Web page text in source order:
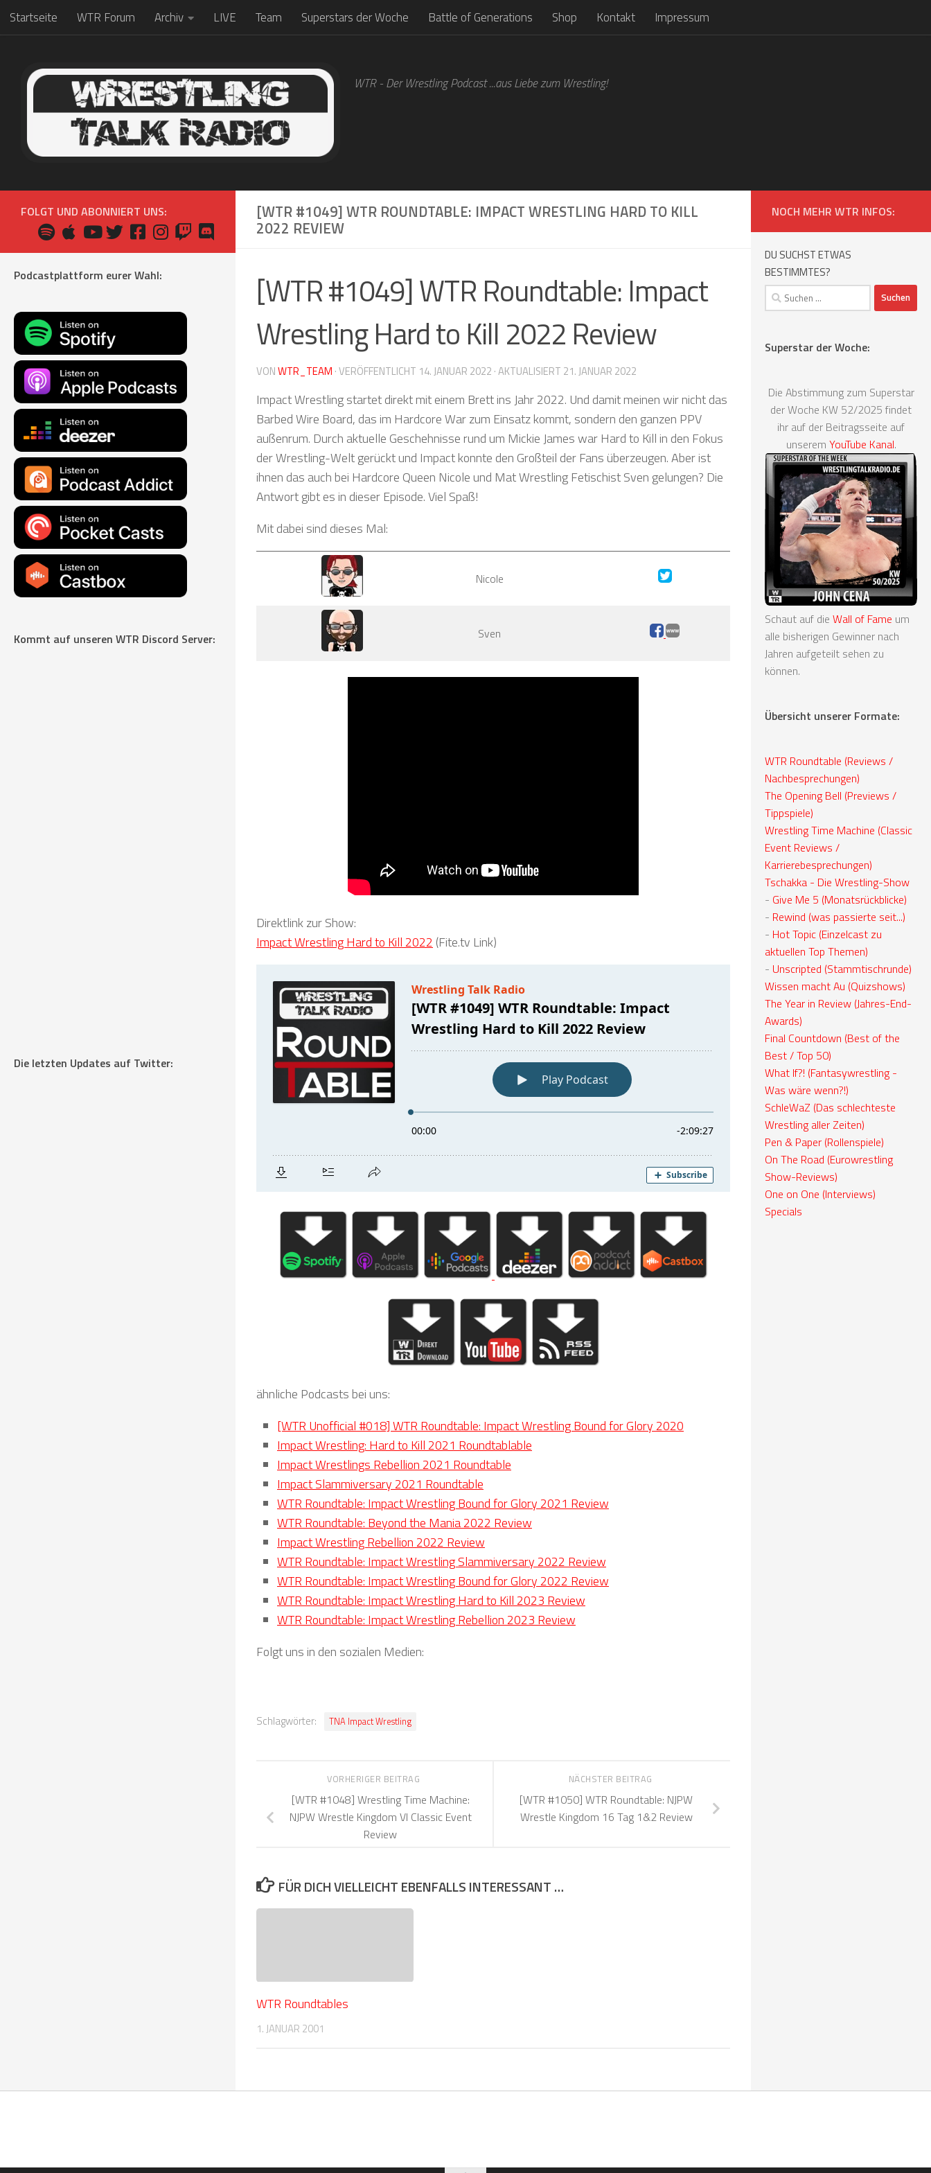
Zum Inhalt springen
Startseite WTR Forum Archiv LIVE Team Superstars der Woche Battle of Generations Shop Kontakt Impressum
WTR - Der Wrestling Podcast ...aus Liebe zum Wrestling!
[WTR #1049] WTR ROUNDTABLE: IMPACT WRESTLING HARD TO KILL
2022 REVIEW
[WTR #1049] WTR Roundtable: Impact
Wrestling Hard to Kill 2022 Review
VONWTR_TEAM · VERÖFFENTLICHT 14. JANUAR 2022 · AKTUALISIERT 21. JANUAR 2022
Impact Wrestling startet direkt mit einem Brett ins Jahr 2022. Und damit meinen wir nicht das
Barbed Wire Board, das im Hardcore War zum Einsatz kommt, sondern den ganzen PPV
außenrum. Durch aktuelle Geschehnisse rund um Mickie James war Hard to Kill in den Fokus
der Wrestling-Welt gerückt und Impact konnte den Großteil der Fans überzeugen. Aber ist
ihnen das auch bei Hardcore Queen Nicole und Mat Wrestling Fetischist Sven gelungen? Die
Antwort gibt es in dieser Episode. Viel Spaß!
Mit dabei sind dieses Mal:
Nicole
Sven
Direktlink zur Show:
Impact Wrestling Hard to Kill 2022(Fite.tv Link)
ähnliche Podcasts bei uns:
[WTR Unofficial #018] WTR Roundtable: Impact Wrestling Bound for Glory 2020
Impact Wrestling: Hard to Kill 2021 Roundtablable
Impact Wrestlings Rebellion 2021 Roundtable
Impact Slammiversary 2021 Roundtable
WTR Roundtable: Impact Wrestling Bound for Glory 2021 Review
WTR Roundtable: Beyond the Mania 2022 Review
Impact Wrestling Rebellion 2022 Review
WTR Roundtable: Impact Wrestling Slammiversary 2022 Review
WTR Roundtable: Impact Wrestling Bound for Glory 2022 Review
WTR Roundtable: Impact Wrestling Hard to Kill 2023 Review
WTR Roundtable: Impact Wrestling Rebellion 2023 Review
Folgt uns in den sozialen Medien:
Schlagwörter: TNA Impact Wrestling
NÄCHSTER BEITRAG
[WTR #1050] WTR Roundtable: NJPW
Wrestle Kingdom 16 Tag 1&2 Review
VORHERIGER BEITRAG
[WTR #1048] Wrestling Time Machine:
NJPW Wrestle Kingdom VI Classic Event
Review
FÜR DICH VIELLEICHT EBENFALLS INTERESSANT …
WTR Roundtables
1. JANUAR 2001
FOLGT UND ABONNIERT UNS:
Podcastplattform eurer Wahl:
Kommt auf unseren WTR Discord Server:
Die letzten Updates auf Twitter:
NOCH MEHR WTR INFOS:
DU SUCHST ETWAS
BESTIMMTES?
Suchen
nach:
Superstar der Woche:
Die Abstimmung zum Superstar
der Woche KW 52/2025 findet
ihr auf der Beitragsseite auf
unserem YouTube Kanal.
Schaut auf die Wall of Fame um
alle bisherigen Gewinner nach
Jahren aufgeteilt sehen zu
können.
Übersicht unserer Formate:
WTR Roundtable (Reviews /
Nachbesprechungen)
The Opening Bell (Previews /
Tippspiele)
Wrestling Time Machine (Classic
Event Reviews /
Karrierebesprechungen)
Tschakka - Die Wrestling-Show
- Give Me 5 (Monatsrückblicke)
- Rewind (was passierte seit...)
- Hot Topic (Einzelcast zu
aktuellen Top Themen)
- Unscripted (Stammtischrunde)
Wissen macht Au (Quizshows)
The Year in Review (Jahres-End-
Awards)
Final Countdown (Best of the
Best / Top 50)
What If?! (Fantasywrestling -
Was wäre wenn?!)
SchleWaZ (Das schlechteste
Wrestling aller Zeiten)
Pen & Paper (Rollenspiele)
On The Road (Eurowrestling
Show-Reviews)
One on One (Interviews)
Specials